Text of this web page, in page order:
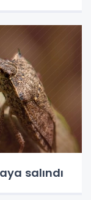
salındı